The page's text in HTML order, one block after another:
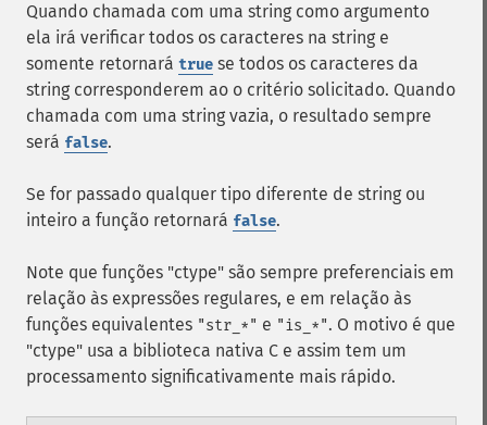
Quando chamada com uma string como argumento
ela irá verificar todos os caracteres na string e
somente retornará true se todos os caracteres da
string corresponderem ao o critério solicitado. Quando
chamada com uma string vazia, o resultado sempre
será false.
Se for passado qualquer tipo diferente de string ou
inteiro a função retornará false.
Note que funções "ctype" são sempre preferenciais em
relação às expressões regulares, e em relação às
funções equivalentes "str_*" e "is_*". O motivo é que
"ctype" usa a biblioteca nativa C e assim tem um
processamento significativamente mais rápido.